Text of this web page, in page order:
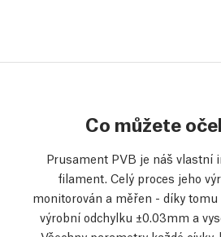
Co můžete
Prusament PVB je náš vlastní
filament. Celý proces jeho
monitorován a měřen - díky
výrobní odchylku ±0.03mm a